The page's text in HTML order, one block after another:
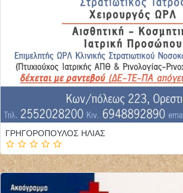
ΓΡΗΓΟΡΟΠΟΥΛΟΣ ΗΛΙΑΣ